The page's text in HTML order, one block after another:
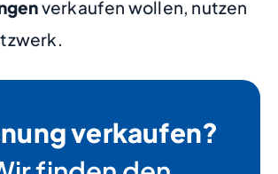
verkaufen wollen, nutzen
verkaufen?